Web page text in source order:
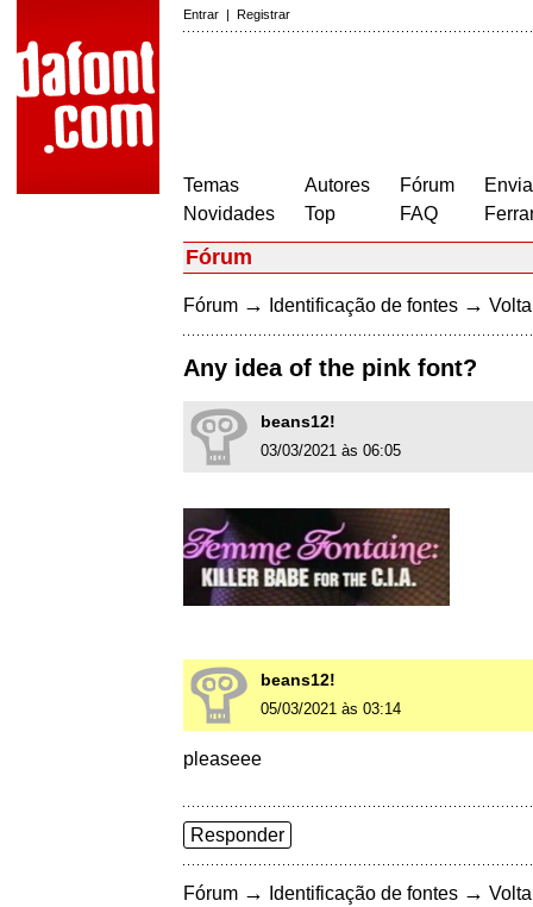
Entrar | Registrar
Temas
Novidades
Autores
Top
Fórum
FAQ
Fórum
Fórum → Identificação de fontes →
Any idea of the pink font?
beans12!
03/03/2021 às 06:05
beans12!
05/03/2021 às 03:14
pleaseee
Responder
Fórum → Identificação de fontes →